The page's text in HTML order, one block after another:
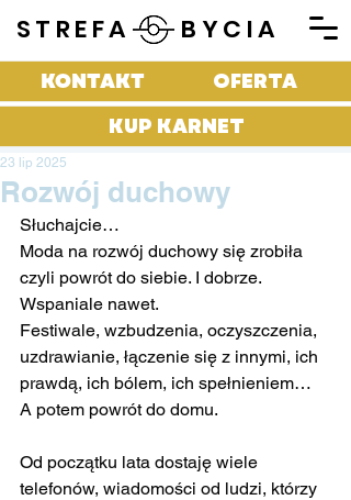
STREFA BYCIA
OFERTA
KONTAKT
KUP KARNET
Rozwój duchowy
23 lip 2025
Słuchajcie…
Moda na rozwój duchowy się zrobiła
czyli powrót do siebie. I dobrze.
Wspaniale nawet.
Festiwale, wzbudzenia, oczyszczenia,
uzdrawianie, łączenie się z innymi, ich
prawdą, ich bólem, ich spełnieniem…
A potem powrót do domu.
Od początku lata dostaję wiele
telefonów, wiadomości od ludzi, którzy